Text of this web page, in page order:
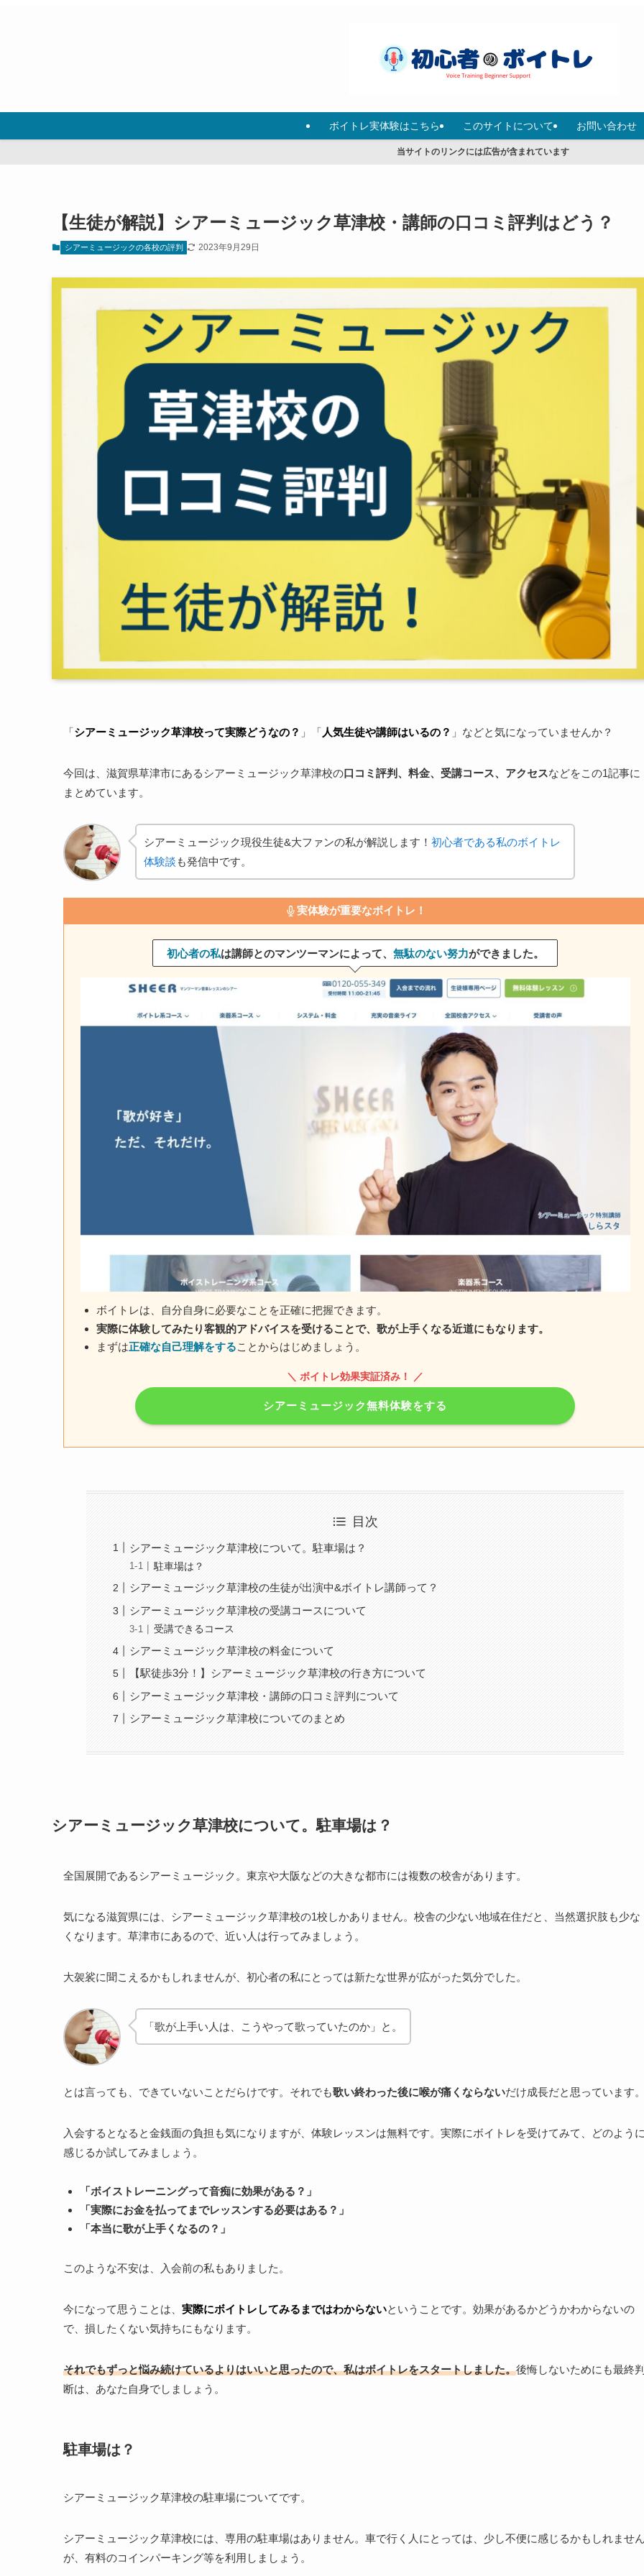
ボイトレ実体験はこちら このサイトについて お問い合わせ
当サイトのリンクには広告が含まれています
【生徒が解説】シアーミュージック草津校・講師の口コミ評判はどう？
シアーミュージックの各校の評判 2023年9月29日
「シアーミュージック草津校って実際どうなの？ 」「 人気生徒や講師はいるの？ 」などと気になっていませんか？
今回は、滋賀県草津市にあるシアーミュージック草津校の口コミ評判、料金、受講コース、アクセスなどをこの1記事に
まとめています。
シアーミュージック現役生徒&大ファンの私が解説します！ 初心者である私のボイトレ
体験談 も発信中です。
実体験が重要なボイトレ！
初心者の私は講師とのマンツーマンによって、 無駄のない努力ができました。
ボイトレは、自分自身に必要なことを正確に把握できます。
実際に体験してみたり客観的アドバイスを受けることで、歌が上手くなる近道にもなります。
まずは正確な自己理解をすることからはじめましょう。
＼ ボイトレ効果実証済み！ ／
シアーミュージック無料体験をする
目次
シアーミュージック草津校について。駐車場は？
駐車場は？
シアーミュージック草津校の生徒が出演中&ボイトレ講師って？
シアーミュージック草津校の受講コースについて
受講できるコース
シアーミュージック草津校の料金について
【駅徒歩3分！】シアーミュージック草津校の行き方について
シアーミュージック草津校・講師の口コミ評判について
シアーミュージック草津校についてのまとめ
シアーミュージック草津校について。駐車場は？
全国展開であるシアーミュージック。東京や大阪などの大きな都市には複数の校舎があります。
気になる滋賀県には、シアーミュージック草津校の1校しかありません。校舎の少ない地域在住だと、当然選択肢も少な
くなります。草津市にあるので、近い人は行ってみましょう。
大袈裟に聞こえるかもしれませんが、初心者の私にとっては新たな世界が広がった気分でした。
「歌が上手い人は、こうやって歌っていたのか」と。
とは言っても、できていないことだらけです。それでも歌い終わった後に喉が痛くならないだけ成長だと思っています
入会するとなると金銭面の負担も気になりますが、体験レッスンは無料です。実際にボイトレを受けてみて、どのよう
感じるか試してみましょう。
「ボイストレーニングって音痴に効果がある？」
「実際にお金を払ってまでレッスンする必要はある？」
「本当に歌が上手くなるの？」
このような不安は、入会前の私もありました。
今になって思うことは、 実際にボイトレしてみるまではわからないということです。効果があるかどうかわからないの
で、損したくない気持ちにもなります。
それでもずっと悩み続けているよりはいいと思ったので、私はボイトレをスタートしました。後悔しないためにも最終
断は、あなた自身でしましょう。
駐車場は？
シアーミュージック草津校の駐車場についてです。
シアーミュージック草津校には、専用の駐車場はありません。車で行く人にとっては、少し不便に感じるかもしれませ
が、有料のコインパーキング等を利用しましょう。